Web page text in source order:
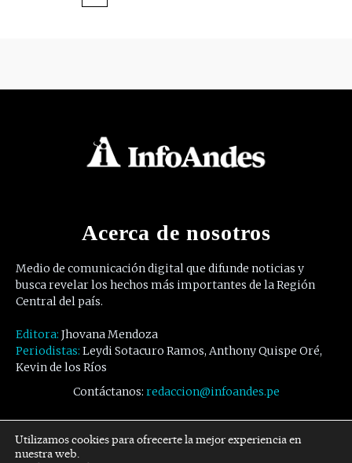
Acerca de nosotros
Medio de comunicación digital que difunde noticias y
busca revelar los hechos más importantes de la Región
Central del país.
Editora: Jhovana Mendoza
Periodistas: Leydi Sotacuro Ramos, Anthony Quispe Oré,
Kevin de los Ríos
Contáctanos: redaccion@infoandes.pe
Síguenos
Utilizamos cookies para ofrecerte la mejor experiencia en
nuestra web.